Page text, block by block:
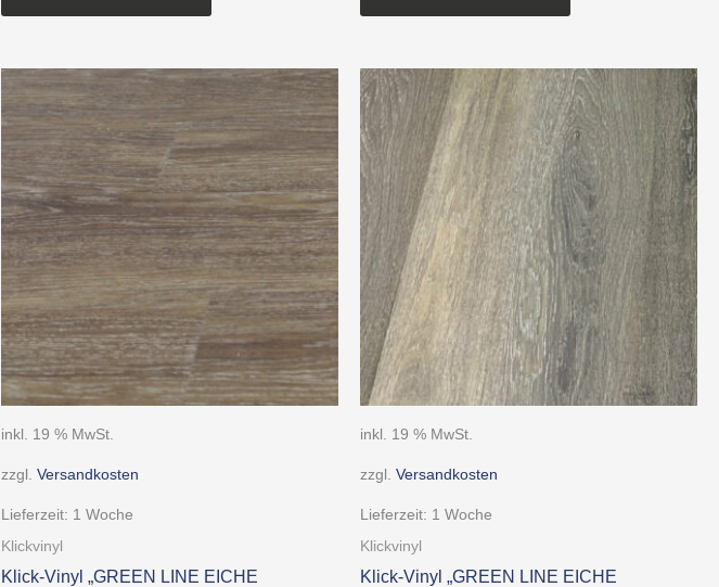
inkl. 19 % MwSt.
zzgl. Versandkosten
Lieferzeit: 1 Woche
Klickvinyl
Klick-Vinyl „GREEN LINE EICHE
inkl. 19 % MwSt.
zzgl. Versandkosten
Lieferzeit: 1 Woche
Klickvinyl
Klick-Vinyl „GREEN LINE EICHE